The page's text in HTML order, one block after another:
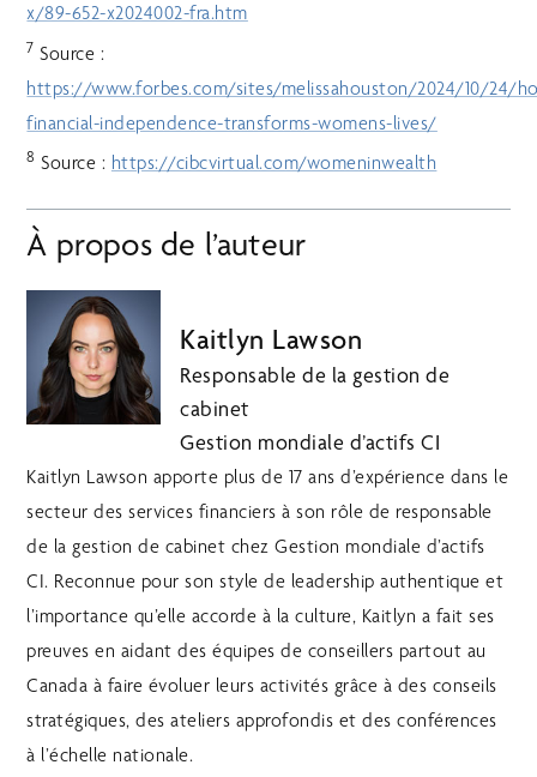
x/89-652-x2024002-fra.htm
7 Source :
https://www.forbes.com/sites/melissahouston/2024/10/24/
financial-independence-transforms-womens-lives/
8 Source : https://cibcvirtual.com/womeninwealth
À propos de l’auteur
Kaitlyn Lawson
Responsable de la gestion de
cabinet
Gestion mondiale d’actifs CI
Kaitlyn Lawson apporte plus de 17 ans d’expérience dans le
secteur des services financiers à son rôle de responsable
de la gestion de cabinet chez Gestion mondiale d’actifs
CI. Reconnue pour son style de leadership authentique et
l’importance qu’elle accorde à la culture, Kaitlyn a fait ses
preuves en aidant des équipes de conseillers partout au
Canada à faire évoluer leurs activités grâce à des conseils
stratégiques, des ateliers approfondis et des conférences
à l’échelle nationale.